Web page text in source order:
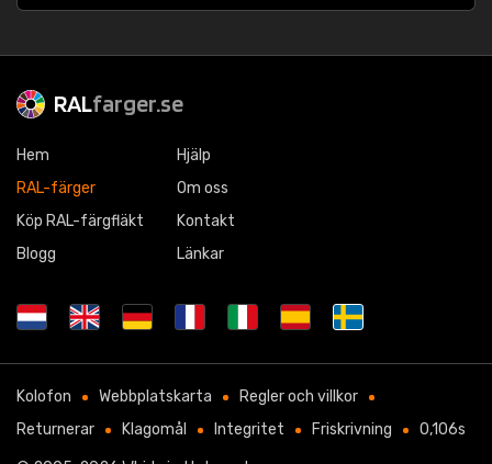
RALfarger.se
Hem
RAL-färger
Köp RAL-färgfläkt
Blogg
Hjälp
Om oss
Kontakt
Länkar
Kolofon Webbplatskarta
Regler och villkor
Returnerar
Klagomål Integritet Friskrivning 0,106s